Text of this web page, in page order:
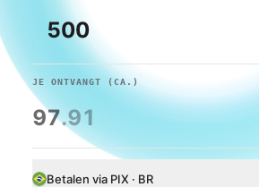
JE ONTVANGT (CA.)
97.91
Betalen via PIX · BR